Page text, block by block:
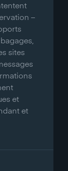
–
sites
et
et